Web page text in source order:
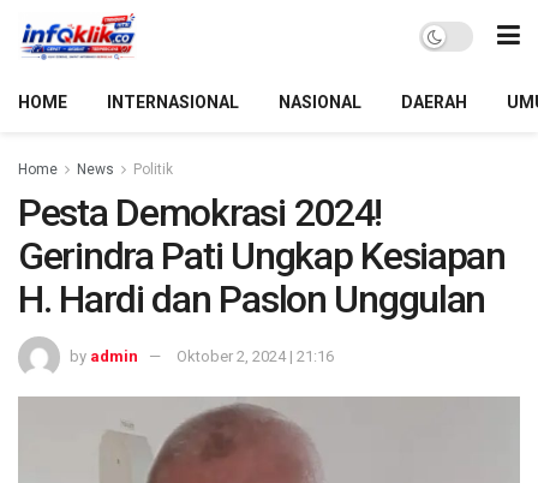
HOME INTERNASIONAL NASIONAL DAERAH
Home News Politik
Pesta Demokrasi 2024!
Gerindra Pati Ungkap Kesiapan
H. Hardi dan Paslon Unggulan
by admin Oktober 2, 2024 | 21:16